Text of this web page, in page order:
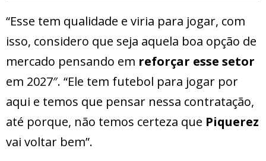
“Esse tem qualidade e viria para jogar, com
isso, considero que seja aquela boa opção de
mercado pensando em reforçar esse setor
em 2027″. “Ele tem futebol para jogar por
aqui e temos que pensar nessa contratação,
até porque, não temos certeza que Piquerez
vai voltar bem”.